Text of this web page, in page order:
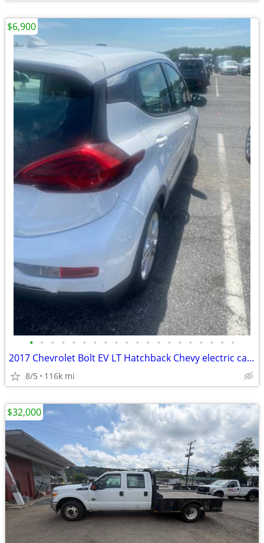
• • • • • • • • • • • • • • • • • • • •
2017 Chevrolet Bolt EV LT Hatchback Chevy electric car B/O
8/5 116k mi
$6,900
$32,000